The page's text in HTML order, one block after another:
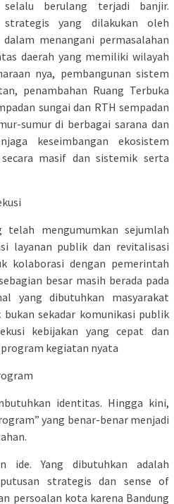
berulang terjadi banjir.
strategis yang dilakukan oleh
menangani permasalahan
daerah yang memiliki wilayah
nya, pembangunan sistem
penambahan Ruang Terbuka
sungai dan RTH sempadan
sumur di berbagai sarana dan
keseimbangan ekosistem
masif dan sistemik serta
telah mengumumkan sejumlah
layanan publik dan revitalisasi
kolaborasi dengan pemerintah
besar masih berada pada
yang dibutuhkan masyarakat
sekadar komunikasi publik
kebijakan yang cepat dan
kegiatan nyata
identitas. Hingga kini,
yang benar-benar menjadi
ide. Yang dibutuhkan adalah
strategis dan sense of
persoalan kota karena Bandung